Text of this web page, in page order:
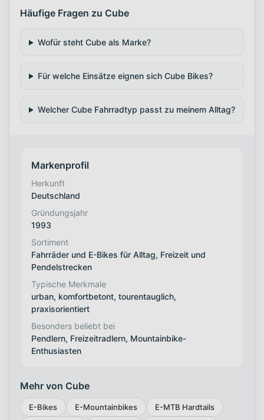
Häufige Fragen zu Cube
Wofür steht Cube als Marke?
Für welche Einsätze eignen sich Cube Bikes?
Welcher Cube Fahrradtyp passt zu meinem Alltag?
Markenprofil
Herkunft
Deutschland
Gründungsjahr
1993
Sortiment
Fahrräder und E-Bikes für Alltag, Freizeit und
Pendelstrecken
Typische Merkmale
urban, komfortbetont, tourentauglich,
praxisorientiert
Besonders beliebt bei
Pendlern, Freizeitradlern, Mountainbike-
Enthusiasten
Mehr von Cube
E-Bikes E-Mountainbikes
E-MTB Hardtails